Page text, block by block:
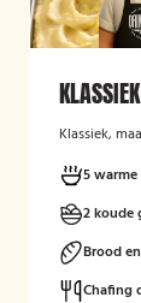
Klassiek,
5
2 koude
Brood
Chafing